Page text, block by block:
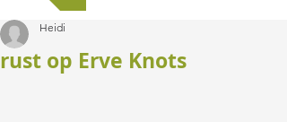
rust op Erve Knots
Heidi